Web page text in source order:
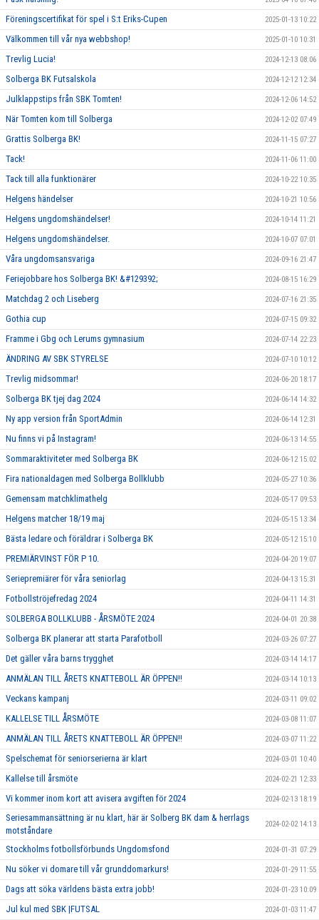
Föreningscertifikat för spel i S:t Eriks-Cupen 2025-01-13 10:22
Välkommen till vår nya webbshop! 2025-01-10 10:31
Trevlig Lucia! 2024-12-13 08:06
Solberga BK Futsalskola 2024-12-12 12:34
Julklappstips från SBK Tomten! 2024-12-06 14:52
När Tomten kom till Solberga 2024-12-02 07:49
Grattis Solberga BK! 2024-11-15 07:27
Tack! 2024-11-06 11:00
Tack till alla funktionärer 2024-10-22 10:35
Helgens händelser 2024-10-21 10:56
Helgens ungdomshändelser! 2024-10-14 11:21
Helgens ungdomshändelser. 2024-10-07 07:01
Våra ungdomsansvariga 2024-09-16 21:47
Feriejobbare hos Solberga BK! &#129392; 2024-08-15 16:29
Matchdag 2 och Liseberg 2024-07-16 21:35
Gothia cup 2024-07-15 09:32
Framme i Gbg och Lerums gymnasium 2024-07-14 22:23
ÄNDRING AV SBK STYRELSE 2024-07-10 10:12
Trevlig midsommar! 2024-06-20 18:17
Solberga BK tjej dag 2024 2024-06-14 14:32
Ny app version från SportAdmin 2024-06-14 12:31
Nu finns vi på Instagram! 2024-06-13 14:55
Sommaraktiviteter med Solberga BK 2024-06-12 15:02
Fira nationaldagen med Solberga Bollklubb 2024-05-27 10:36
Gemensam matchklimathelg 2024-05-17 09:53
Helgens matcher 18/19 maj 2024-05-15 13:34
Bästa ledare och föräldrar i Solberga BK 2024-05-12 15:10
PREMIÄRVINST FÖR P 10. 2024-04-20 19:07
Seriepremiärer för våra seniorlag 2024-04-13 15:31
Fotbollströjefredag 2024 2024-04-11 14:31
SOLBERGA BOLLKLUBB - ÅRSMÖTE 2024 2024-04-01 20:38
Solberga BK planerar att starta Parafotboll 2024-03-26 07:27
Det gäller våra barns trygghet 2024-03-14 14:17
ANMÄLAN TILL ÅRETS KNATTEBOLL ÄR ÖPPEN!! 2024-03-14 10:13
Veckans kampanj 2024-03-11 09:02
KALLELSE TILL ÅRSMÖTE 2024-03-08 11:07
ANMÄLAN TILL ÅRETS KNATTEBOLL ÄR ÖPPEN!! 2024-03-07 11:22
Spelschemat för seniorserierna är klart 2024-03-01 10:40
Kallelse till årsmöte 2024-02-21 12:33
Vi kommer inom kort att avisera avgiften för 2024 2024-02-13 18:19
Seriesammansättning är nu klart, här är Solberg BK dam & herrlags
motståndare
2024-02-02 14:13
Stockholms fotbollsförbunds Ungdomsfond 2024-01-31 07:29
Nu söker vi domare till vår grunddomarkurs! 2024-01-29 11:55
Dags att söka världens bästa extra jobb! 2024-01-23 10:09
Jul kul med SBK |FUTSAL 2024-01-03 11:47